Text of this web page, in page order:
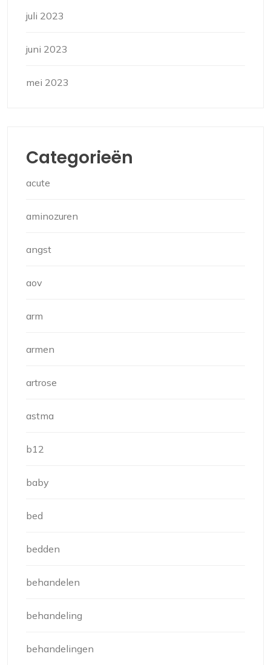
juli 2023
juni 2023
mei 2023
Categorieën
acute
aminozuren
angst
aov
arm
armen
artrose
astma
b12
baby
bed
bedden
behandelen
behandeling
behandelingen